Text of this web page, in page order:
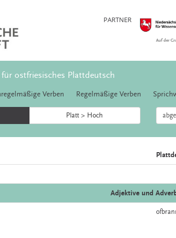
PARTNER
Auf der
ostfriesisches Plattdeutsch
Verben Regelmäßige Verben
Platt > Hoch
Adjektive und